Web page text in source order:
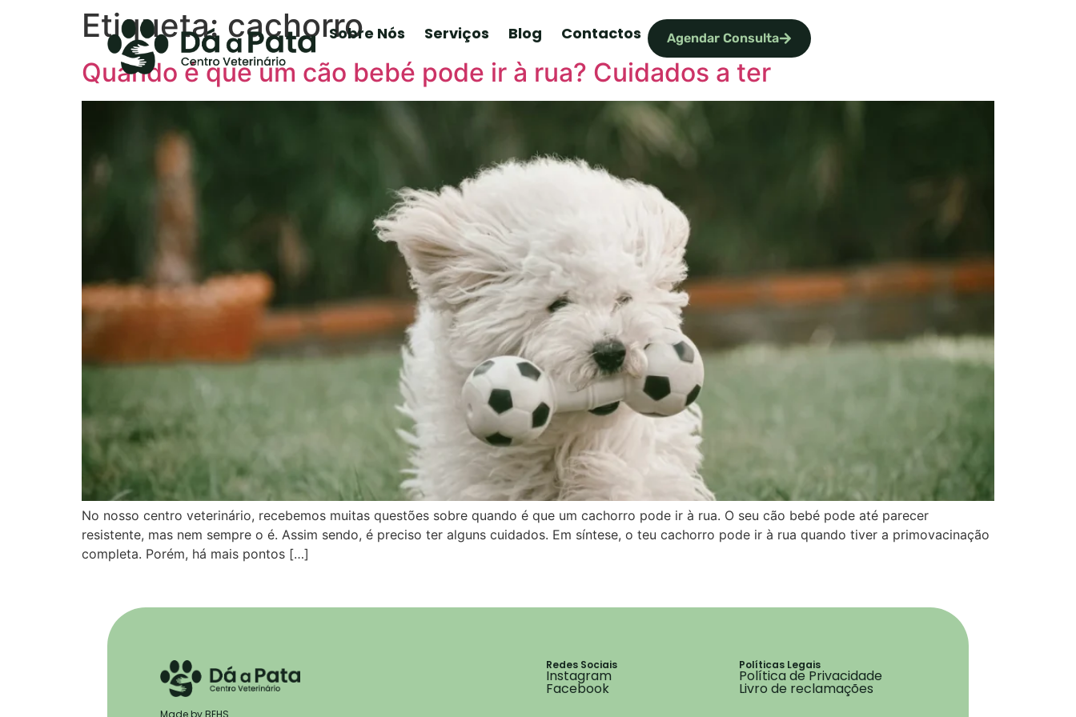
Sobre Nós Serviços Blog Contactos Agendar Consulta
Etiqueta: cachorro
Quando é que um cão bebé pode ir à rua? Cuidados a ter
No nosso centro veterinário, recebemos muitas questões sobre quando é que um cachorro pode ir à rua. O seu cão bebé pode até parecer
resistente, mas nem sempre o é. Assim sendo, é preciso ter alguns cuidados. Em síntese, o teu cachorro pode ir à rua quando tiver a primovacinação
completa. Porém, há mais pontos […]
Redes Sociais
Instagram
Facebook
Políticas Legais
Política de Privacidade
Livro de reclamações